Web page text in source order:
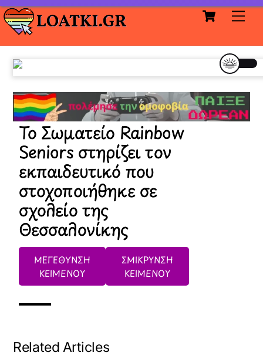
Skip
to
content
Cart
Το Σωματείο Rainbow
Seniors στηρίζει τον
εκπαιδευτικό που
στοχοποιήθηκε σε
σχολείο της
Θεσσαλονίκης
ΜΕΓΕΘΥΝΣΗ
ΚΕΙΜΕΝΟΥ
ΣΜΙΚΡΥΝΣΗ
ΚΕΙΜΕΝΟΥ
Related Articles